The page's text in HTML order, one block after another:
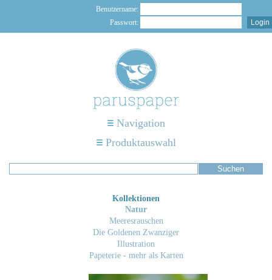
Benutzername:
Passwort:
Navigation
Produktauswahl
Kollektionen
Natur
Meeresrauschen
Die Goldenen Zwanziger
Illustration
Papeterie - mehr als Karten